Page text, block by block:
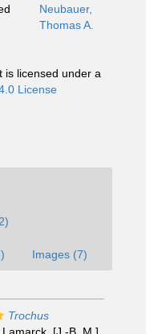
Neubauer,
Thomas A.
is licensed under a
License
Images (7)
Trochus